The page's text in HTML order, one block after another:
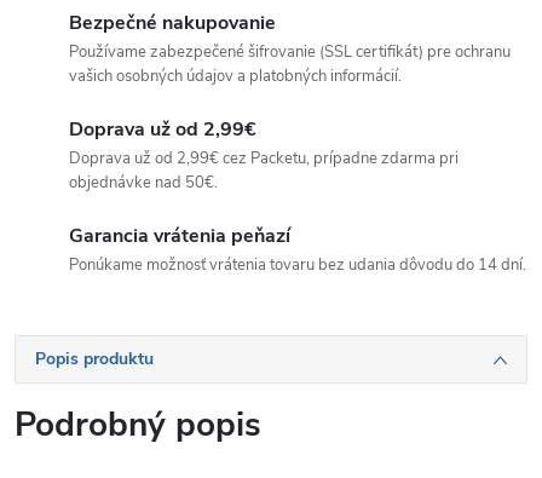
Bezpečné nakupovanie
Používame zabezpečené šifrovanie (SSL certifikát) pre ochranu
vašich osobných údajov a platobných informácií.
Doprava už od 2,99€
Doprava už od 2,99€ cez Packetu, prípadne zdarma pri
objednávke nad 50€.
Garancia vrátenia peňazí
Ponúkame možnosť vrátenia tovaru bez udania dôvodu do 14 dní.
Popis produktu
Podrobný popis